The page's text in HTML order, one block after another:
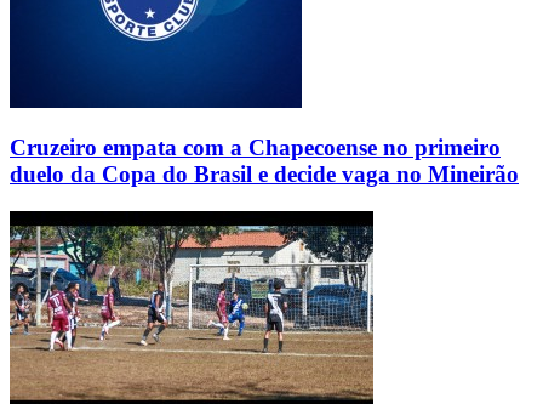
Cruzeiro empata com a Chapecoense no primeiro
duelo da Copa do Brasil e decide vaga no Mineirão